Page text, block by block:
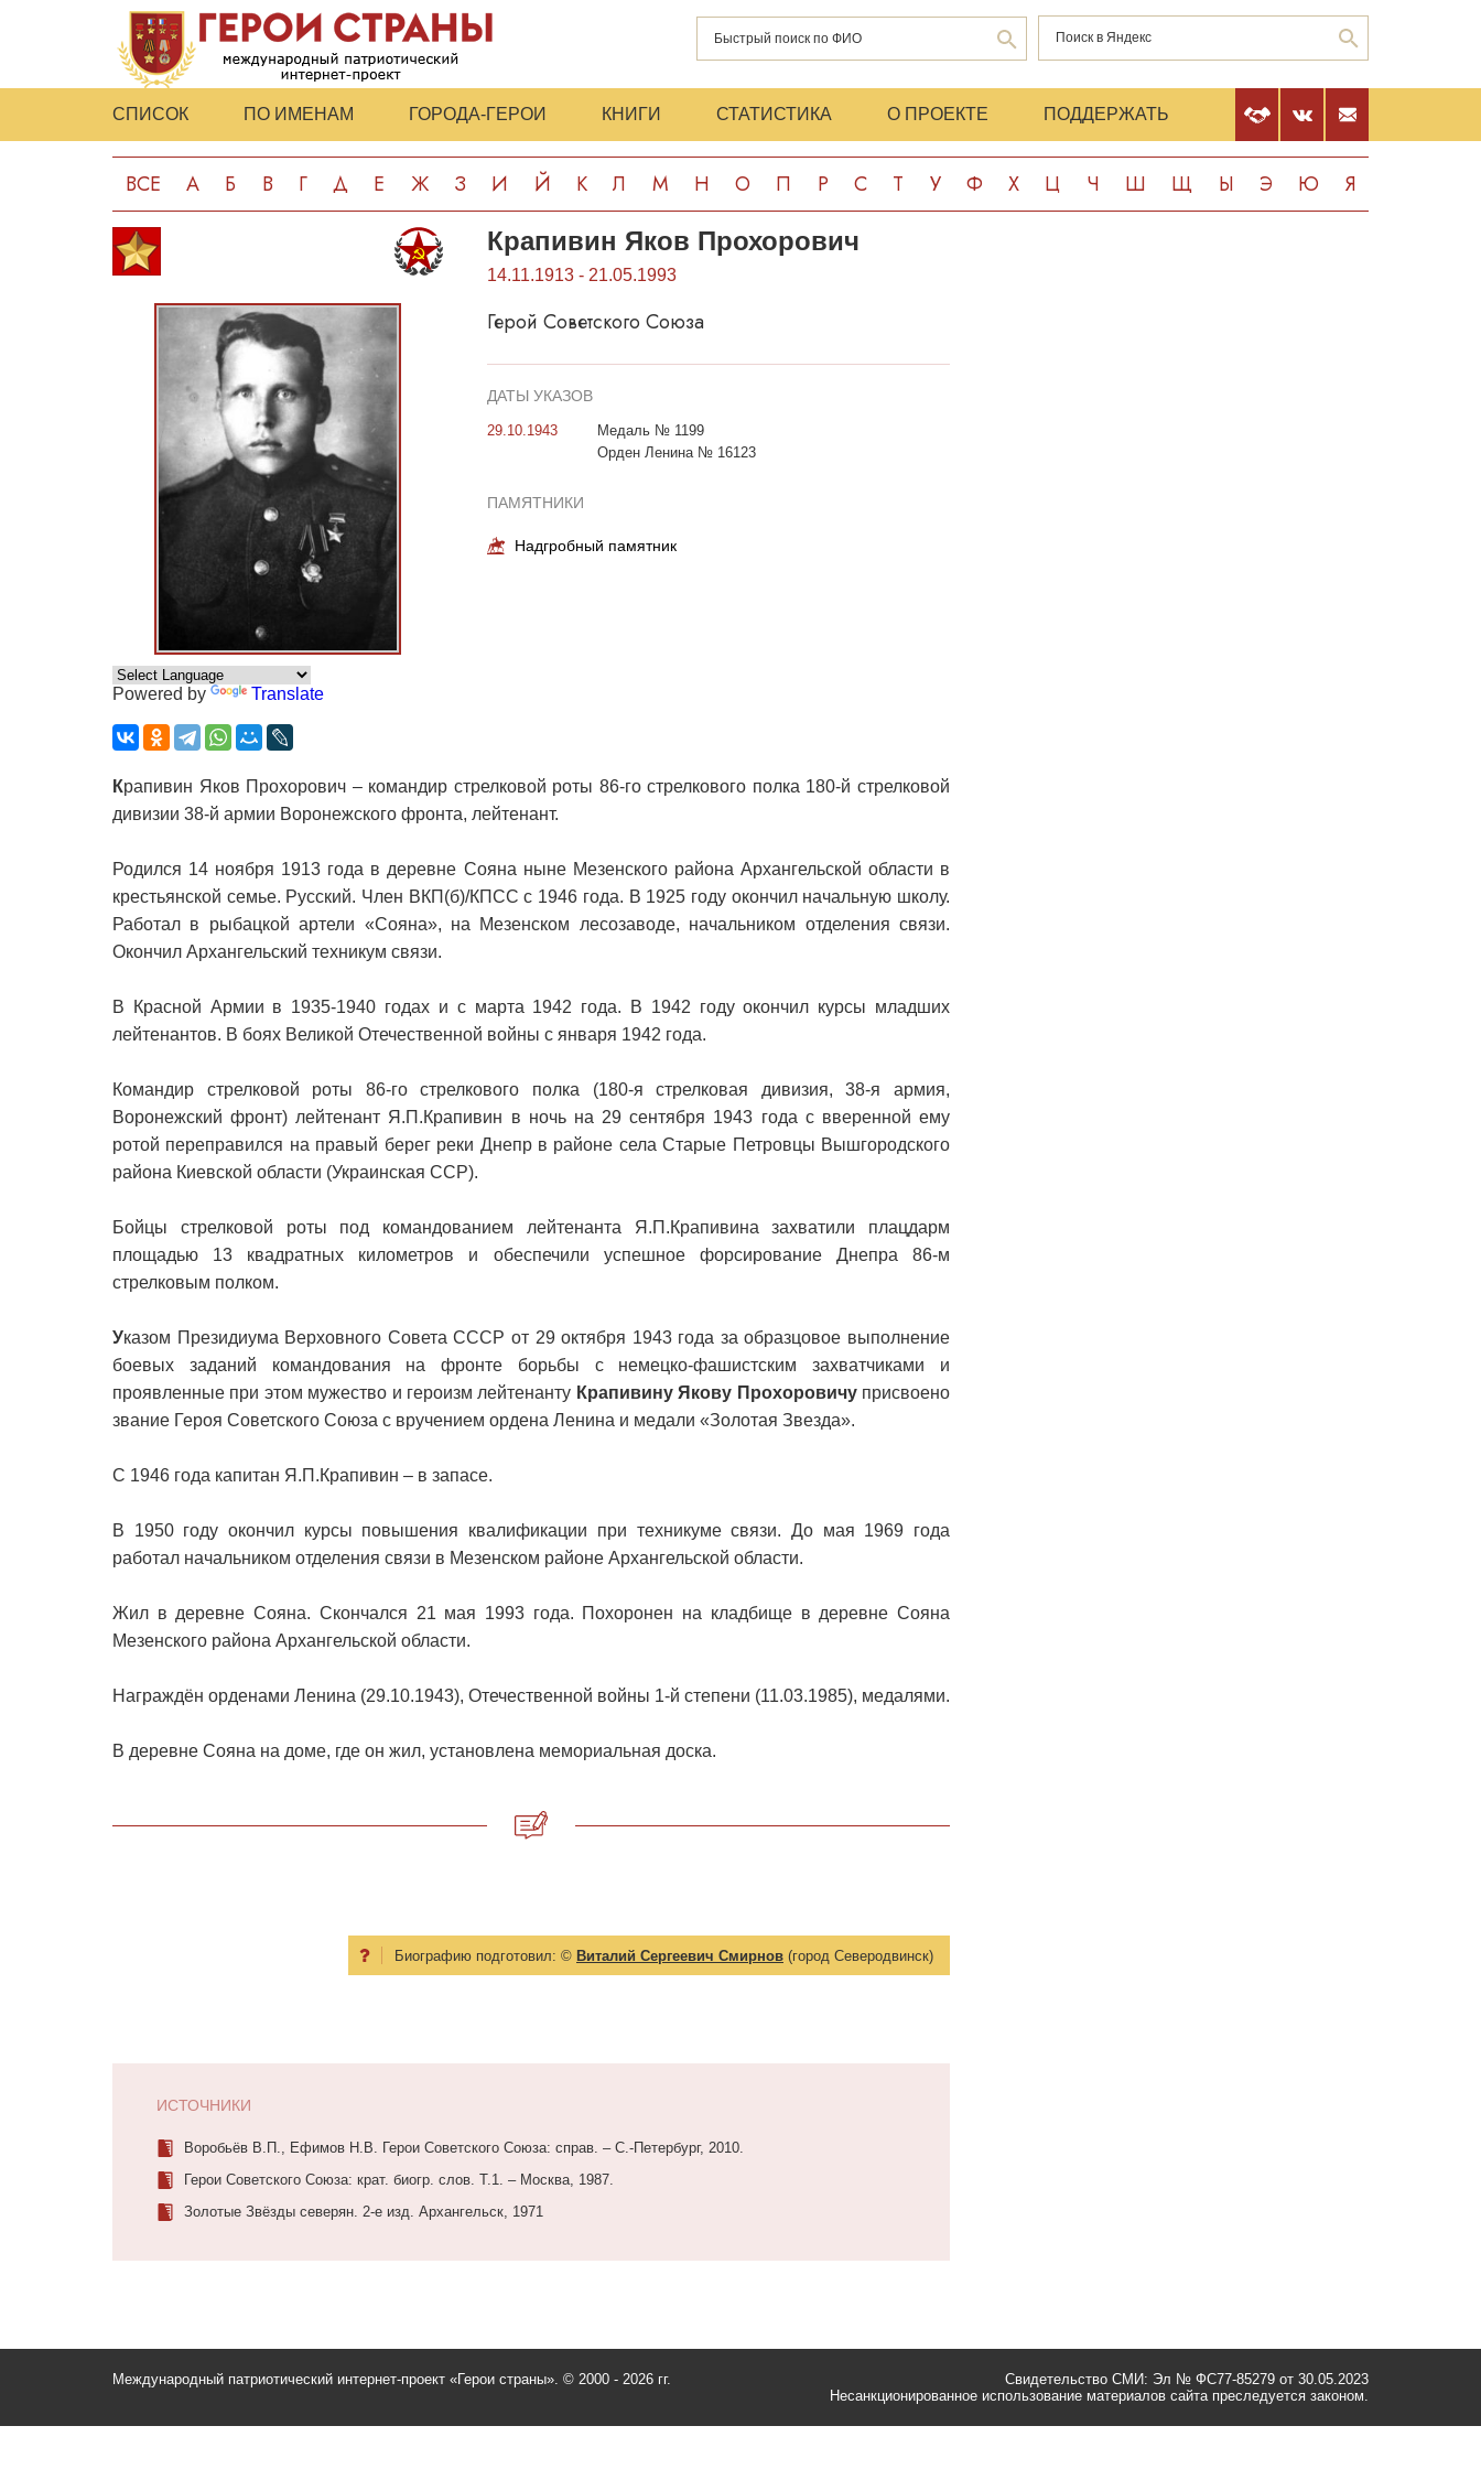
СПИСОК ПО ИМЕНАМ ГОРОДА-ГЕРОИ КНИГИ СТАТИСТИКА О ПРОЕКТЕ ПОДДЕРЖАТЬ
ВСЕ А Б В Г Д Е Ж З И Й К Л М Н О П Р С Т У Ф Х Ц Ч Ш Щ Ы Э Ю Я
Powered by Translate
Крапивин Яков Прохорович
14.11.1913 - 21.05.1993
Герой Советского Союза
ДАТЫ УКАЗОВ
29.10.1943
Медаль № 1199
Орден Ленина № 16123
ПАМЯТНИКИ
Надгробный памятник
Крапивин Яков Прохорович – командир стрелковой роты 86-го стрелкового полка 180-й стрелковой
дивизии 38-й армии Воронежского фронта, лейтенант.
Родился 14 ноября 1913 года в деревне Сояна ныне Мезенского района Архангельской области в
крестьянской семье. Русский. Член ВКП(б)/КПСС с 1946 года. В 1925 году окончил начальную школу.
Работал в рыбацкой артели «Сояна», на Мезенском лесозаводе, начальником отделения связи.
Окончил Архангельский техникум связи.
В Красной Армии в 1935-1940 годах и с марта 1942 года. В 1942 году окончил курсы младших
лейтенантов. В боях Великой Отечественной войны с января 1942 года.
Командир стрелковой роты 86-го стрелкового полка (180-я стрелковая дивизия, 38-я армия,
Воронежский фронт) лейтенант Я.П.Крапивин в ночь на 29 сентября 1943 года с вверенной ему
ротой переправился на правый берег реки Днепр в районе села Старые Петровцы Вышгородского
района Киевской области (Украинская ССР).
Бойцы стрелковой роты под командованием лейтенанта Я.П.Крапивина захватили плацдарм
площадью 13 квадратных километров и обеспечили успешное форсирование Днепра 86-м
стрелковым полком.
Указом Президиума Верховного Совета СССР от 29 октября 1943 года за образцовое выполнение
боевых заданий командования на фронте борьбы с немецко-фашистским захватчиками и
проявленные при этом мужество и героизм лейтенанту Крапивину Якову Прохоровичуприсвоено
звание Героя Советского Союза с вручением ордена Ленина и медали «Золотая Звезда».
С 1946 года капитан Я.П.Крапивин – в запасе.
В 1950 году окончил курсы повышения квалификации при техникуме связи. До мая 1969 года
работал начальником отделения связи в Мезенском районе Архангельской области.
Жил в деревне Сояна. Скончался 21 мая 1993 года. Похоронен на кладбище в деревне Сояна
Мезенского района Архангельской области.
Награждён орденами Ленина (29.10.1943), Отечественной войны 1-й степени (11.03.1985), медалями.
В деревне Сояна на доме, где он жил, установлена мемориальная доска.
Биографию подготовил: © Виталий Сергеевич Смирнов (город Северодвинск)
ИСТОЧНИКИ
Воробьёв В.П., Ефимов Н.В. Герои Советского Союза: справ. – С.-Петербург, 2010.
Герои Советского Союза: крат. биогр. слов. Т.1. – Москва, 1987.
Золотые Звёзды северян. 2-е изд. Архангельск, 1971
Международный патриотический интернет-проект «Герои страны». © 2000 - 2026 гг.
Свидетельство СМИ: Эл № ФС77-85279 от 30.05.2023
Несанкционированное использование материалов сайта преследуется законом.